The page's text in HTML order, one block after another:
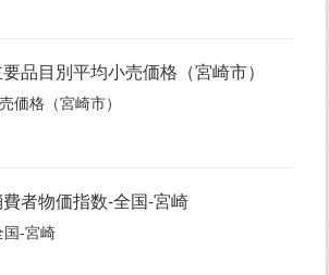
品目別平均小売価格（宮崎市）
価格（宮崎市）
者物価指数-全国-宮崎
-宮崎